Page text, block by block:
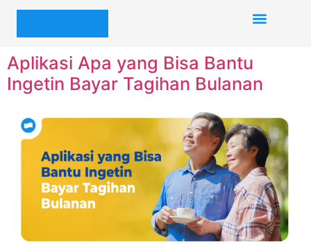
Aplikasi Apa yang Bisa Bantu
Ingetin Bayar Tagihan Bulanan